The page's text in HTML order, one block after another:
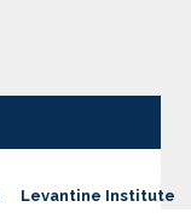
Levantine Institute